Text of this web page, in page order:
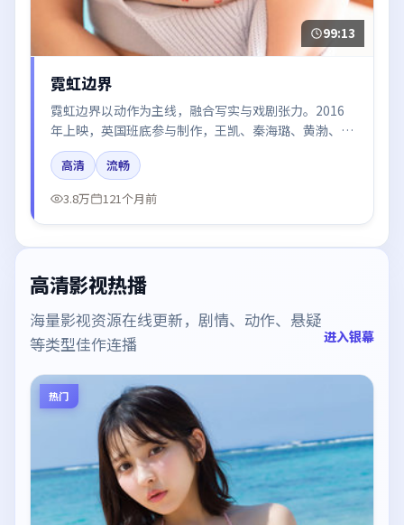
99:13
霓虹边界
霓虹边界以动作为主线，融合写实与戏剧张力。2016
年上映，英国班底参与制作，王凯、秦海璐、黄渤、段
奕宏、木村拓哉在片中呈现细腻表演，影像风格统一，
配乐与剪辑强化了情绪曲线。
高清
流畅
3.8万
121个月前
高清影视热播
海量影视资源在线更新，剧情、动作、悬疑
等类型佳作连播
进入银幕
热门